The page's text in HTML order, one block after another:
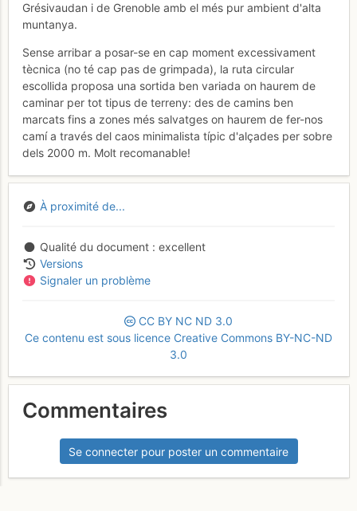
Grésivaudan i de Grenoble amb el més pur ambient d'alta
muntanya.
Sense arribar a posar-se en cap moment excessivament
tècnica (no té cap pas de grimpada), la ruta circular
escollida proposa una sortida ben variada on haurem de
caminar per tot tipus de terreny: des de camins ben
marcats fins a zones més salvatges on haurem de fer-nos
camí a través del caos minimalista típic d'alçades per sobre
dels 2000 m. Molt recomanable!
À proximité de...
Qualité du document
excellent
Versions
Signaler un problème
CC BY NC ND 3.0
Ce contenu est sous licence Creative Commons BY-NC-ND
3.0
Commentaires
Se connecter pour poster un commentaire